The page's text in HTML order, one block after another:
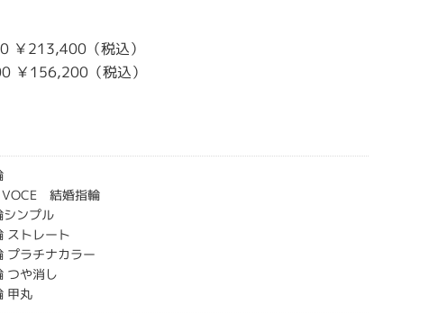
￥213,400（税込）
￥156,200（税込）
VOCE 結婚指輪
シンプル
ストレート
プラチナカラー
つや消し
甲丸